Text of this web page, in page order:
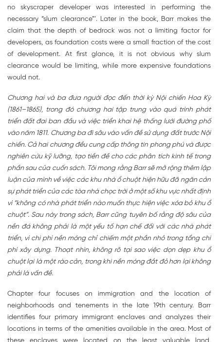
no skyscraper developer was interested in performing the
necessary “slum clearance”’. Later in the book, Barr makes the
claim that the depth of bedrock was not a limiting factor for
developers, as foundation costs were a small fraction of the cost
of development. At first glance, it is not obvious why slum
clearance would be limiting, while more expensive foundations
would not.
Chương hai và ba đưa người đọc đến thời kỳ Nội chiến Hoa Kỳ
(1861–1865), trong đó chương hai tập trung vào quá trình phát
triển đất đai ban đầu và việc triển khai hệ thống lưới đường phố
vào năm 1811. Chương ba đi sâu vào vấn đề sử dụng đất trước Nội
chiến. Cả hai chương đều cung cấp thông tin phong phú và được
nghiên cứu kỹ lưỡng, tạo tiền đề cho các phân tích kinh tế trong
phần sau của cuốn sách. Tôi mong rằng Barr sẽ mở rộng thêm lập
luận của mình về việc các khu nhà ổ chuột hiện hữu đã ngăn cản
sự phát triển của các tòa nhà chọc trời ở một số khu vực nhất định
vì “không có nhà phát triển nào muốn thực hiện việc xóa bỏ khu ổ
chuột”. Sau này trong sách, Barr cũng tuyên bố rằng độ sâu của
nền đá không phải là một yếu tố hạn chế đối với các nhà phát
triển, vì chi phí nền móng chỉ chiếm một phần nhỏ trong tổng chi
phí xây dựng. Thoạt nhìn, không rõ tại sao việc dọn dẹp khu ổ
chuột lại là một rào cản, trong khi nền móng đắt đỏ hơn lại không
phải là vấn đề.
Chapter four focuses on immigration and the location of
neighborhoods and tenements in the late 19th century. Barr
identifies four primary immigrant enclaves and analyzes their
locations in terms of the amenities available in the area. Most of
these enclaves were located on the least valuable land,